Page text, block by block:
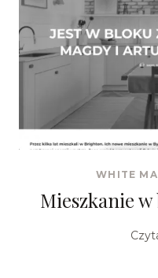
WHITE
Mieszkanie